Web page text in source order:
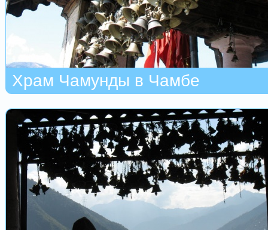
Храм Чамунды в Чамбе